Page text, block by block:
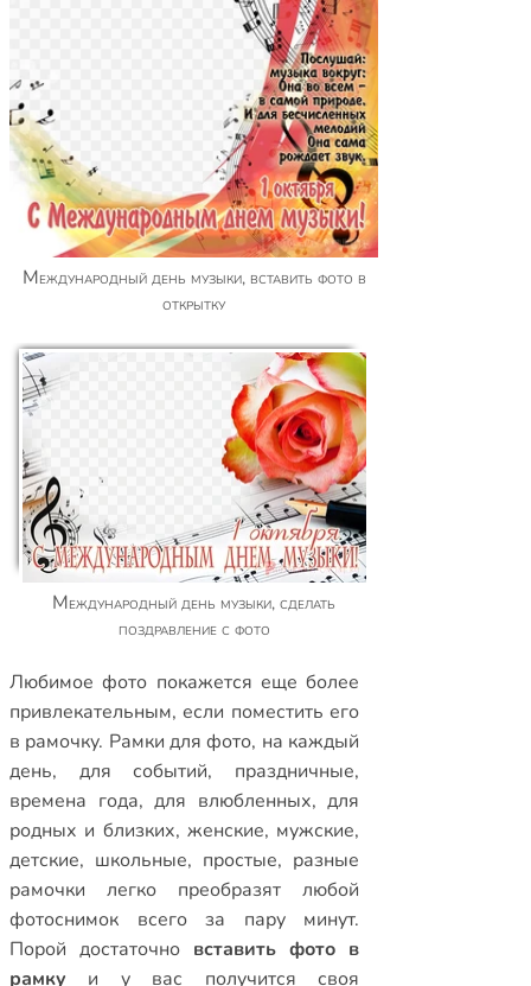
Международный день музыки, вставить фото в
открытку
Международный день музыки, сделать
поздравление с фото
Любимое фото покажется еще более
привлекательным, если поместить его
в рамочку. Рамки для фото, на каждый
день, для событий, праздничные,
времена года,для влюбленных,для
родных и близких, женские, мужские,
детские, школьные, простые, разные
рамочки легко преобразят любой
фотоснимок всего за пару минут.
Порой достаточно вставить фото в
рамку и у вас получится своя